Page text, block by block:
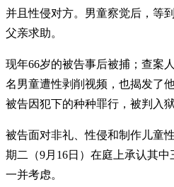
并且性侵对方。男童察觉后，等
父亲求助。
现年66岁的被告事后被捕；查案
名男童遭性剥削视频，也揭发了
被告因犯下的种种罪行，被判入
被告面对非礼、性侵和制作儿童
期二（9月16日）在庭上承认其
一并考虑。